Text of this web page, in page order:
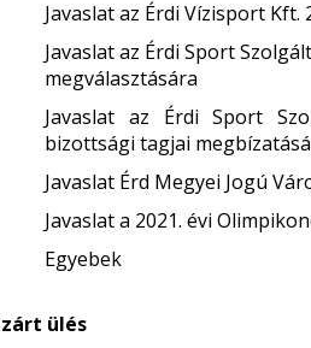
Javaslat az Érdi Vízisport
Javaslat az Érdi Sport
megválasztására
Javaslat az Érdi Sport
bizottsági tagjai
Javaslat Érd Megyei Jogú
Javaslat a 2021. évi
Egyebek
zárt ülés